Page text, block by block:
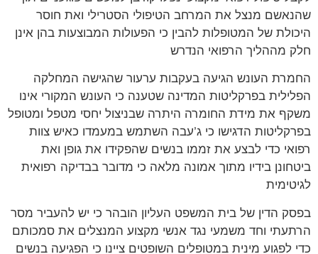
שהנאשם מנצל את המרחב הטיפולי הסטרילי ואת חוסר
היכולת של המטופלות להבין כי הפעולות המבוצעות בהן אינן
חלק מההליך הרפואי הנדרש
החמרת העונש הגיעה בעקבות ערעור שהגישה המחלקה
הפלילית בפרקליטות המדינה שטענה כי העונש המקורי אינו
משקף את מידת החומרה היתרה שבניצול יחסי מטפל ומטופל
בפרקליטות הדגישו כי ג’עבה השתמש במעמדו כאיש צוות
רפואי כדי לבצע את זממו בנשים שהפקידו את גופן ואת
ביטחונן בידיו מתוך אמונה מלאה כי מדובר בבדיקה רפואית
לגיטימית
בפסק הדין של בית המשפט העליון הובהר כי יש להעביר מסר
הרתעתי וחד משמעי נגד אנשי מקצוע המנצלים את סמכותם
כדי לפגוע מינית במטופלים השופטים ציינו כי הפגיעה בנשים